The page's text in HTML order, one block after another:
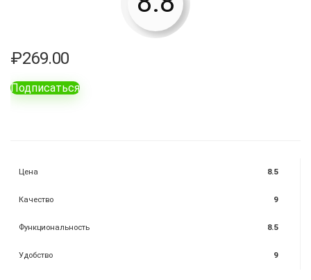
₽269.00
Подписаться
Цена 8.5
Качество 9
Функциональность 8.5
Удобство 9